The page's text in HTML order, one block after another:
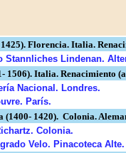
Florencia. Italia.
Stannliches Lindenan.
1506). Italia. Renacimiento
Nacional. Londres.
París.
(1400- 1420). Colonia.
Colonia.
Velo. Pinacoteca